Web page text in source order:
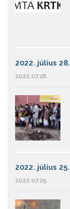
2022. július 28.
2022.07.28.
2022. július 25.
2022.07.25.